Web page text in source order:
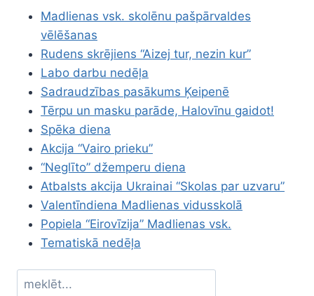
Madlienas vsk. skolēnu pašpārvaldes
vēlēšanas
Rudens skrējiens “Aizej tur, nezin kur”
Labo darbu nedēļa
Sadraudzības pasākums Ķeipenē
Tērpu un masku parāde, Halovīnu gaidot!
Spēka diena
Akcija “Vairo prieku”
“Neglīto” džemperu diena
Atbalsts akcija Ukrainai “Skolas par uzvaru”
Valentīndiena Madlienas vidusskolā
Popiela “Eirovīzija” Madlienas vsk.
Tematiskā nedēļa
Meklēt